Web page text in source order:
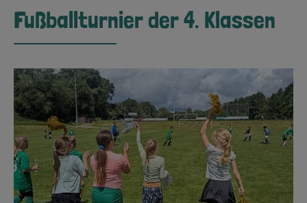
Fußballturnier der 4. Klassen